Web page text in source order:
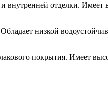
отделки. Имеет
низкой
покрытия. Имеет